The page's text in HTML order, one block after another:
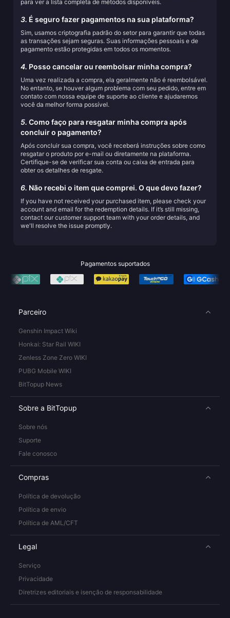
para ver a lista completa de métodos disponíveis.
3. É seguro fazer pagamentos na sua plataforma?
Sim, usamos criptografia padrão do setor para garantir que todas
as transações sejam seguras. Suas informações pessoais e de
pagamento estão protegidas em todos os momentos.
4. Posso cancelar ou reembolsar minha compra?
Uma vez realizada a compra, ela geralmente não é reembolsável.
No entanto, se houver algum problema com seu pedido, entre em
contato com nossa equipe de suporte ao cliente e ajudaremos
você da melhor forma possível.
5. Como faço para resgatar minha compra após
concluir o pagamento?
Após concluir sua compra, você receberá instruções sobre como
resgatar o produto por e-mail ou diretamente na plataforma.
Certifique-se de verificar sua conta ou caixa de entrada para
obter os detalhes de resgate.
6. Não recebi o item que comprei. O que devo fazer?
If you have not received your purchased item, please check your
account and email for the redemption details. If it’s still missing,
contact our customer support team with your order details, and
we'll resolve the issue promptly.
Pagamentos suportados
Parceiro
Genshin Impact Wiki
Honkai: Star Rail WIKI
Zenless Zone Zero WIKI
PUBG Mobile WIKI
BitTopup News
Sobre a BitTopup
Sobre nós
Suporte
Fale conosco
Compras
Política de devolução
Política de envio
Política de AML/CFT
Legal
Serviço
Privacidade
Diretrizes editoriais e isenção de responsabilidade